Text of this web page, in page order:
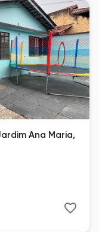
Ana Maria,